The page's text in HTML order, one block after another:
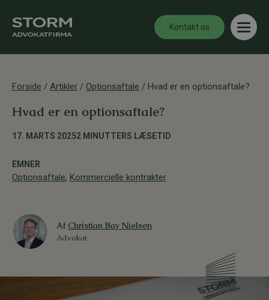
Kontakt os
Forside / Artikler / Optionsaftale / Hvad er en optionsaftale?
Hvad er en optionsaftale?
17. MARTS 20252 MINUTTERS LÆSETID
EMNER
Optionsaftale, Kommercielle kontrakter
Af Christian Bay Nielsen
Advokat